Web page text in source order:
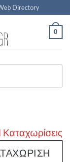
Directory
0
Search